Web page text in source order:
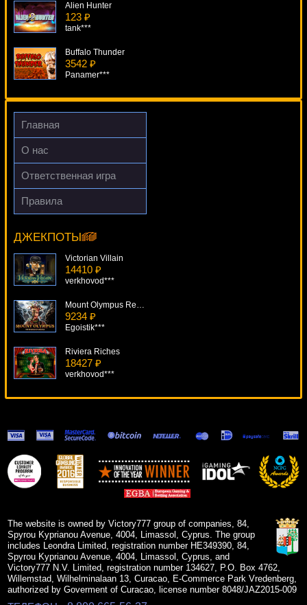
Alien Hunter
123 ₽
tank***
Buffalo Thunder
3542 ₽
Panamer***
Secrets Of The Amazon
4656 ₽
blogolet***
Главная
О нас
Ответственная игра
Правила
ДЖЕКПОТЫ
Jackpot Ultra
Serg***
Victorian Villain
14410 ₽
verkhovod***
Mount Olympus Revenge Of Medusa
9234 ₽
Egoistik***
Riviera Riches
18427 ₽
verkhovod***
Bermuda Triangle
18480 ₽
aleg***
Wheel Of Fortune: Triple Extreme Spin
The website is owned by Victory777 group of companies, 84,
Spyrou Kyprianou Avenue, 4004, Limassol, Cyprus. The group
includes Leondra Limited, registration number HE349390, 84,
Spyrou Kyprianou Avenue, 4004, Limassol, Cyprus, and
Victory777 N.V. Limited, registration number 134627, P.O. Box 4762,
Willemstad, Wilhelminalaan 13, Curacao, E-Commerce Park Vredenberg,
authorized by Goverment of Curacao, license number 8048/JAZ2015-009